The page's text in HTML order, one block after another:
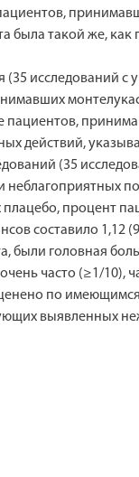
была такой же, как
исследований с
действий,
(35
неблагоприятных
процент
составило 1,12
головная боль
часто (≥1/10),
по
выявленных